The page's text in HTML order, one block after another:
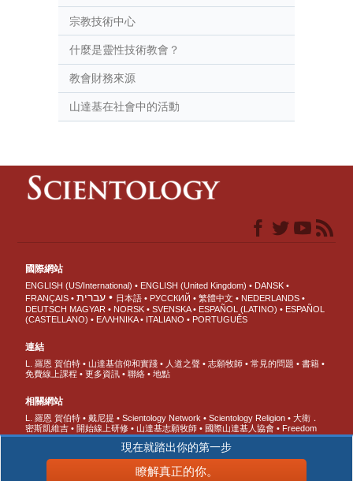
宗教技術中心
什麼是靈性技術教會？
教會財務來源
山達基在社會中的活動
現在就踏出你的第一步
瞭解真正的你。
國際網站
ENGLISH (US/International) ENGLISH (United Kingdom)
DANSK
FRANÇAIS
עברית 日本語 РУССКИЙ 繁體中文
NEDERLANDS
DEUTSCH MAGYAR NORSK SVENSKA ESPAÑOL (LATINO)
ESPAÑOL
(CASTELLANO)
ΕΛΛΗΝΙΚA ITALIANO PORTUGUÊS
連結
L. 羅恩 賀伯特 山達基信仰和實踐 人道之聲 志願牧師 常見的問題
書籍
免費線上課程
更多資訊 聯絡 地點
相關網站
L. 羅恩 賀伯特 戴尼提 Scientology Network Scientology Religion
大衛．
密斯凱維吉
開始線上研修 山達基志願牧師 國際山達基人協會
Freedom
Magazine
快樂之道 支持無毒世界 人權團結聯盟 青少年人權協會
公民人